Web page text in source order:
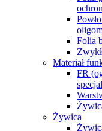
Folia
Materiał
FR
Żywica